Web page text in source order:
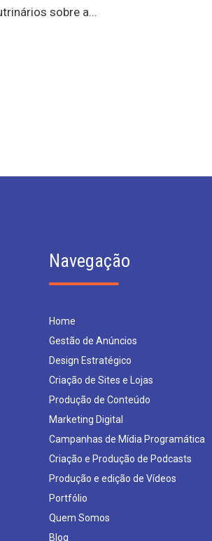
sobre a...
Navegação
Home
Gestão de Anúncios
Design Estratégico
Criação de Sites e Lojas
Produção de Conteúdo
Marketing Digital
Campanhas de Mídia Programática
Criação e Produção de Podcasts
Produção e edição de Vídeos
Portfólio
Quem Somos
Blog